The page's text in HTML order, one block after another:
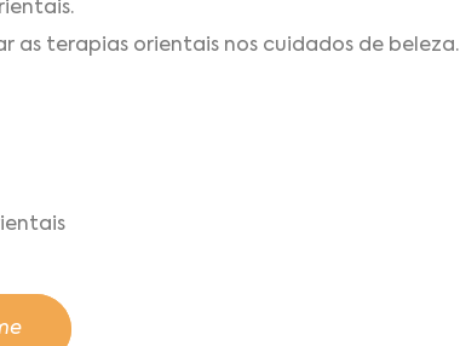
as terapias orientais nos cuidados de beleza.